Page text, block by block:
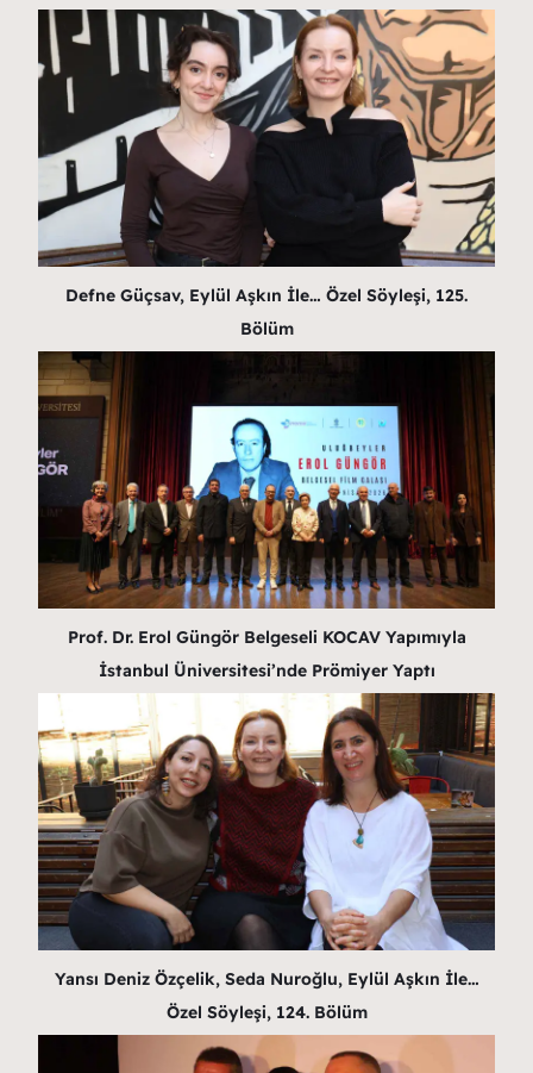
Defne Güçsav, Eylül Aşkın İle… Özel Söyleşi, 125.
Bölüm
Prof. Dr. Erol Güngör Belgeseli KOCAV Yapımıyla
İstanbul Üniversitesi’nde Prömiyer Yaptı
Yansı Deniz Özçelik, Seda Nuroğlu, Eylül Aşkın İle…
Özel Söyleşi, 124. Bölüm